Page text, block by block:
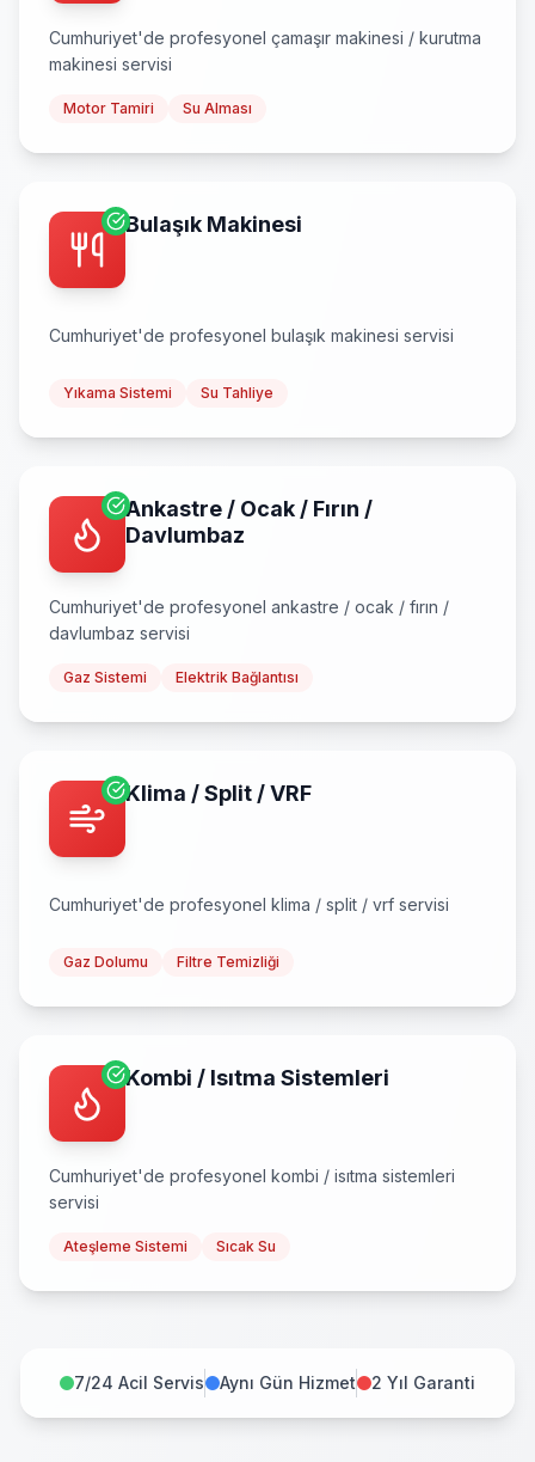
Cumhuriyet'de profesyonel çamaşır makinesi / kurutma
makinesi servisi
Motor Tamiri Su Alması
Bulaşık Makinesi
Cumhuriyet'de profesyonel bulaşık makinesi servisi
Yıkama Sistemi Su Tahliye
Ankastre / Ocak / Fırın /
Davlumbaz
Cumhuriyet'de profesyonel ankastre / ocak / fırın /
davlumbaz servisi
Gaz Sistemi Elektrik Bağlantısı
Klima / Split / VRF
Cumhuriyet'de profesyonel klima / split / vrf servisi
Gaz Dolumu Filtre Temizliği
Kombi / Isıtma Sistemleri
Cumhuriyet'de profesyonel kombi / isıtma sistemleri
servisi
Ateşleme Sistemi Sıcak Su
7/24 Acil Servis Aynı Gün Hizmet 2 Yıl Garanti